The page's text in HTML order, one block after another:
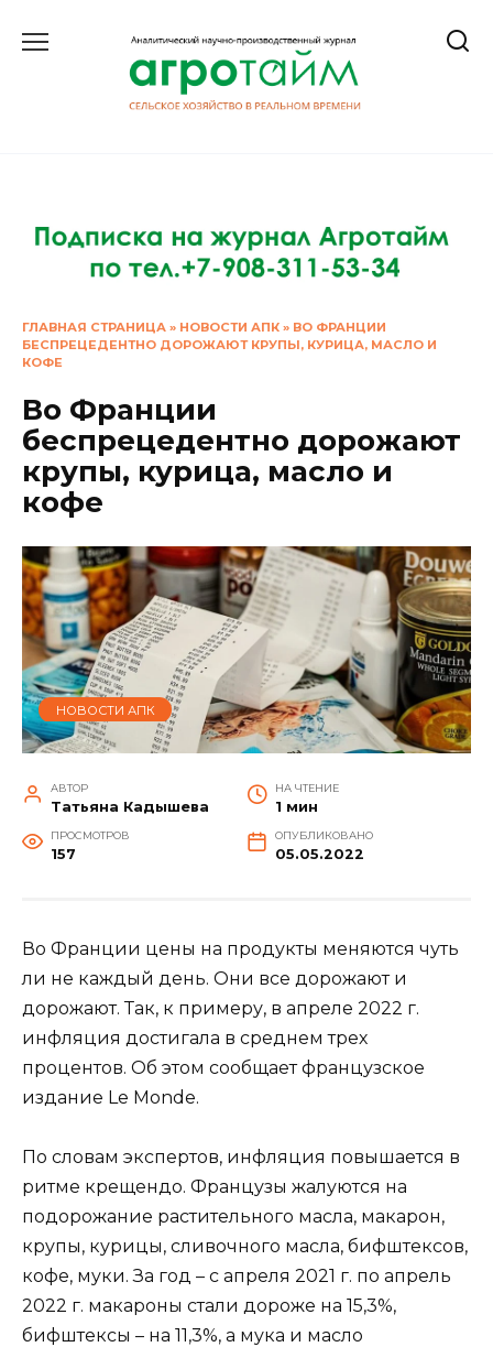
ГЛАВНАЯ СТРАНИЦА » НОВОСТИ АПК » ВО ФРАНЦИИ
БЕСПРЕЦЕДЕНТНО ДОРОЖАЮТ КРУПЫ, КУРИЦА, МАСЛО И
КОФЕ
Во Франции
беспрецедентно дорожают
крупы, курица, масло и
кофе
НОВОСТИ АПК
АВТОР
Татьяна Кадышева
НА ЧТЕНИЕ
1 мин
ПРОСМОТРОВ
157
ОПУБЛИКОВАНО
05.05.2022
Во Франции цены на продукты меняются чуть
ли не каждый день. Они все дорожают и
дорожают. Так, к примеру, в апреле 2022 г.
инфляция достигала в среднем трех
процентов. Об этом сообщает французское
издание Le Monde.
По словам экспертов, инфляция повышается в
ритме крещендо. Французы жалуются на
подорожание растительного масла, макарон,
крупы, курицы, сливочного масла, бифштексов,
кофе, муки. За год – с апреля 2021 г. по апрель
2022 г. макароны стали дороже на 15,3%,
бифштексы – на 11,3%, а мука и масло